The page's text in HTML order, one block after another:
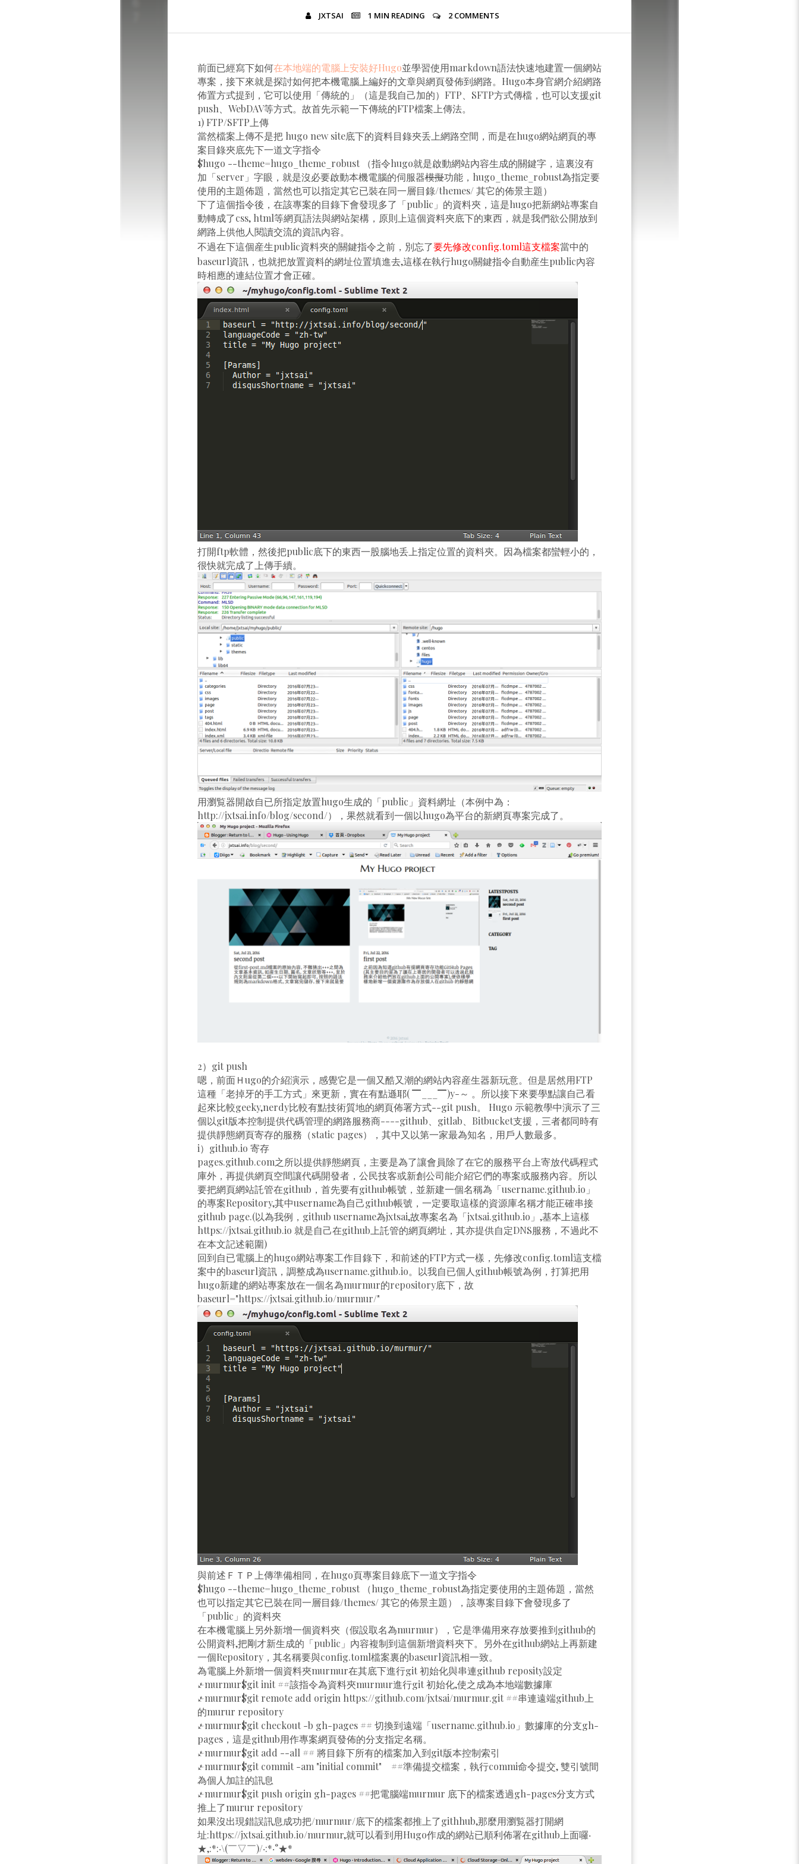
JXTSAI 1 MIN READING 2 COMMENTS
前面已經寫下如何在本地端的電腦上安裝好Hugo並學習使用markdown語法快速地建置一個網站
專案，接下來就是探討如何把本機電腦上編好的文章與網頁發佈到網路。Hugo本身官網介紹網路
佈置方式提到，它可以使用「傳統的」（這是我自己加的）FTP、SFTP方式傳檔，也可以支援git
push、WebDAV等方式。故首先示範一下傳統的FTP檔案上傳法。
1) FTP/SFTP上傳
當然檔案上傳不是把 hugo new site底下的資料目錄夾丢上網路空間，而是在hugo網站網頁的專
案目錄夾底先下一道文字指令
$hugo --theme=hugo_theme_robust （指令hugo就是啟動網站內容生成的關鍵字，這裏沒有
加「server」字眼，就是沒必要啟動本機電腦的伺服器模擬功能，hugo_theme_robust為指定要
使用的主題佈題，當然也可以指定其它已裝在同一層目錄/themes/ 其它的佈景主題）
下了這個指令後，在該專案的目錄下會發現多了「public」的資料夾，這是hugo把新網站專案自
動轉成了css, html等網頁語法與網站架構，原則上這個資料夾底下的東西，就是我們欲公開放到
網路上供他人閱讀交流的資訊內容。
不過在下這個産生public資料夾的關鍵指令之前，別忘了要先修改config.toml這支檔案當中的
baseurl資訊，也就把放置資料的網址位置填進去,這樣在執行hugo關鍵指令自動産生public內容
時相應的連結位置才會正確。
打開ftp軟體，然後把public底下的東西一股腦地丢上指定位置的資料夾。因為檔案都蠻輕小的，
很快就完成了上傳手續。
用瀏覧器開啟自已所指定放置hugo生成的「public」資料網址（本例中為：
http://jxtsai.info/blog/second/），果然就看到一個以hugo為平台的新網頁專案完成了。
2）git push
嗯，前面Ｈugo的介紹演示，感覺它是一個又酷又潮的網站內容産生器新玩意。但是居然用FTP
這種「老掉牙的手工方式」來更新，實在有點遜耶( ▔___▔)y-～ 。所以接下來要學點讓自己看
起來比較geeky,nerdy比較有點技術質地的網頁佈署方式--git push。 Hugo 示範教學中演示了三
個以git版本控制提供代碼管理的網路服務商----github、gitlab、Bitbucket支援，三者都同時有
提供靜態網頁寄存的服務（static pages），其中又以第一家最為知名，用戶人數最多。
i）github.io 寄存
pages.github.com之所以提供靜態網頁，主要是為了讓會員除了在它的服務平台上寄放代碼程式
庫外，再提供網頁空間讓代碼開發者，公民技客或新創公司能介紹它們的專案或服務內容。所以
要把網頁網站託管在github，首先要有github帳號，並新建一個名稱為「username.github.io」
的專案Repository,其中username為自己github帳號，一定要取這樣的資源庫名稱才能正確串接
github page.(以為我例，github username為jxtsai,故專案名為「jxtsai.github.io」,基本上這樣
https://jxtsai.github.io 就是自己在github上託管的網頁網址，其亦提供自定DNS服務，不過此不
在本文記述範圍)
回到自已電腦上的hugo網站專案工作目錄下，和前述的FTP方式一樣，先修改config.toml這支檔
案中的baseurl資訊，調整成為username.github.io。以我自已個人github帳號為例，打算把用
hugo新建的網站專案放在一個名為murmur的repository底下，故
baseurl="https://jxtsai.github.io/murmur/"
與前述ＦＴＰ上傳準備相同，在hugo頁專案目錄底下一道文字指令
$hugo --theme=hugo_theme_robust （hugo_theme_robust為指定要使用的主題佈題，當然
也可以指定其它已裝在同一層目錄/themes/ 其它的佈景主題），該專案目錄下會發現多了
「public」的資料夾
在本機電腦上另外新增一個資料夾（假設取名為murmur），它是準備用來存放要推到github的
公開資料,把剛才新生成的「public」內容複制到這個新增資料夾下。另外在github網站上再新建
一個Repository，其名稱要與config.toml檔案裏的baseurl資訊相一致。
為電腦上外新增一個資料夾murmur在其底下進行git 初始化與串連github reposity設定
~/murmur$git init ##該指令為資料夾murmur進行git 初始化,使之成為本地端數據庫
~/murmur$git remote add origin https://github.com/jxtsai/murmur.git ##串連遠端github上
的murur repository
~/murmur$git checkout -b gh-pages ## 切換到遠端「username.github.io」數據庫的分支gh-
pages，這是github用作專案網頁發佈的分支指定名稱。
~/murmur$git add --all ## 將目錄下所有的檔案加入到git版本控制索引
~/murmur$git commit -am "initial commit" ##準備提交檔案，執行commi命令提交, 雙引號間
為個人加註的訊息
~/murmur$git push origin gh-pages ##把電腦端murmur 底下的檔案透過gh-pages分支方式
推上了murur repository
如果沒出現錯誤訊息成功把/murmur/底下的檔案都推上了githhub,那麼用瀏覧器打開網
址:https://jxtsai.github.io/murmur,就可以看到用Hugo作成的網站已順利佈署在github上面囉‧
★,:*:‧\(￣▽￣)/‧:*‧°★*